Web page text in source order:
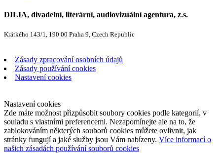
DILIA, divadelní, literární, audiovizuální agentura, z.s.
Krátkého 143/1, 190 00 Praha 9, Czech Republic
Zásady zpracování osobních údajů
Zásady používání cookies
Nastavení cookies
Nastavení cookies
Zde máte možnost přizpůsobit soubory cookies podle kategorií, v
souladu s vlastními preferencemi. Nezapomínejte ale na to, že
zablokováním některých souborů cookies můžete ovlivnit, jak
stránky fungují a jaké služby jsou Vám nabízeny. Více informací o
našich zásadách používání souborů cookies